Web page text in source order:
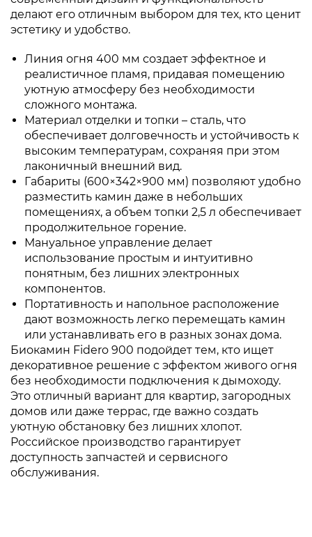
делают его отличным выбором для тех, кто ценит
эстетику и удобство.
Линия огня 400 мм создает эффектное и
реалистичное пламя, придавая помещению
уютную атмосферу без необходимости
сложного монтажа.
Материал отделки и топки – сталь, что
обеспечивает долговечность и устойчивость к
высоким температурам, сохраняя при этом
лаконичный внешний вид.
Габариты (600×342×900 мм) позволяют удобно
разместить камин даже в небольших
помещениях, а объем топки 2,5 л обеспечивает
продолжительное горение.
Мануальное управление делает
использование простым и интуитивно
понятным, без лишних электронных
компонентов.
Портативность и напольное расположение
дают возможность легко перемещать камин
или устанавливать его в разных зонах дома.
Биокамин Fidero 900 подойдет тем, кто ищет
декоративное решение с эффектом живого огня
без необходимости подключения к дымоходу.
Это отличный вариант для квартир, загородных
домов или даже террас, где важно создать
уютную обстановку без лишних хлопот.
Российское производство гарантирует
доступность запчастей и сервисного
обслуживания.